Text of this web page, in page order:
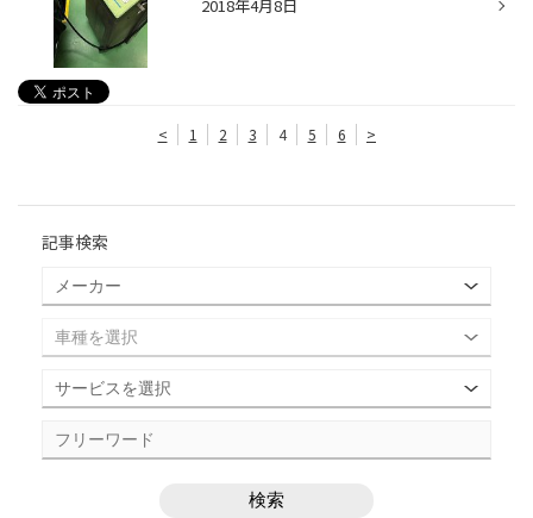
2018年4月8日
< 1 2 3 4 5 6 >
記事検索